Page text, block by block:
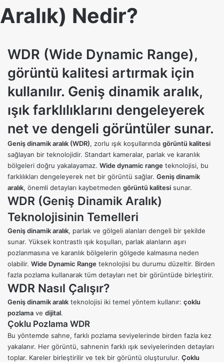
Aralık) Nedir?
WDR (Wide Dynamic Range),
görüntü kalitesi artırmak için
kullanılır. Geniş dinamik aralık,
ışık farklılıklarını dengeleyerek
net ve dengeli görüntüler sunar.
Geniş dinamik aralık (WDR), zorlu ışık koşullarında görüntü kalitesi
sağlayan bir teknolojidir. Standart kameralar, parlak ve karanlık
bölgeleri doğru yakalayamaz. Wide dynamic range teknolojisi, bu
farklılıkları dengeleyerek net bir görüntü sağlar. Geniş dinamik
aralık, önemli detayları kaybetmeden görüntü kalitesi sunar.
WDR (Geniş Dinamik Aralık)
Teknolojisinin Temelleri
Geniş dinamik aralık, parlak ve gölgeli alanları dengeli bir şekilde
sunar. Yüksek kontrastlı ışık koşulları, parlak alanların aşırı
pozlanmasına ve karanlık bölgelerin gölgede kalmasına neden
olabilir. Wide Dynamic Range teknolojisi bu durumu düzeltir. Birden
fazla pozlama kullanarak tüm detayları net bir görüntüde birleştirir.
WDR Nasıl Çalışır?
Geniş dinamik aralık teknolojisi iki temel yöntem kullanır: çoklu
pozlama ve dijital.
Çoklu Pozlama WDR
Bu yöntemde sahne, farklı pozlama seviyelerinde birden fazla kez
yakalanır. Her görüntü, sahnenin farklı ışık seviyelerinden detayları
toplar. Kareler birleştirilir ve tek bir görüntü oluşturulur. Çoklu